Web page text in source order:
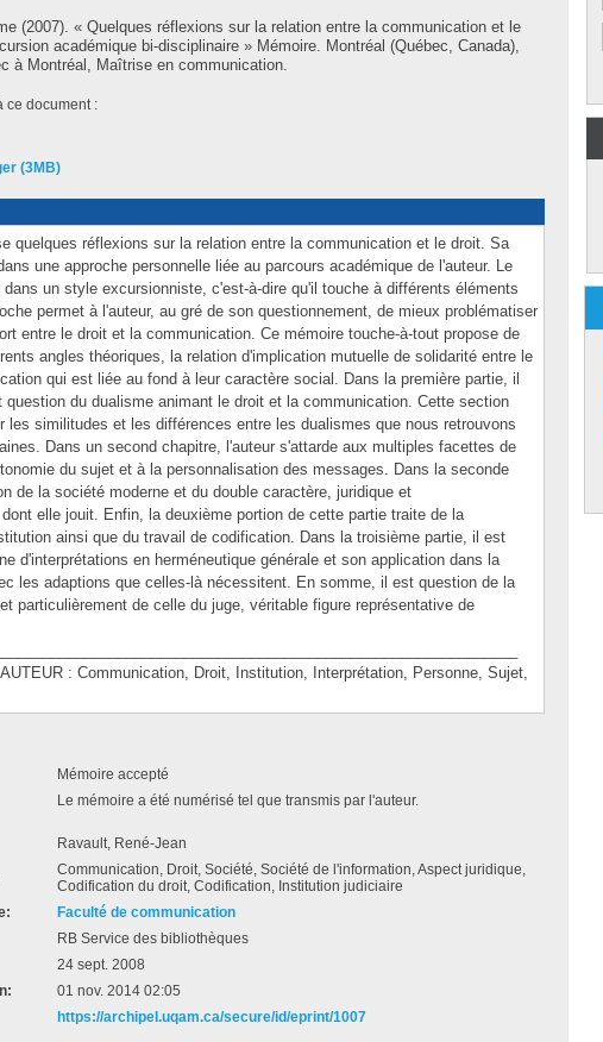
(2007). « Quelques réflexions sur la relation entre la communication et le
académique bi-disciplinaire » Mémoire. Montréal (Québec, Canada),
à Montréal, Maîtrise en communication.
ce document :
(3MB)
quelques réflexions sur la relation entre la communication et le droit. Sa
une approche personnelle liée au parcours académique de l'auteur. Le
dans un style excursionniste, c'est-à-dire qu'il touche à différents éléments
permet à l'auteur, au gré de son questionnement, de mieux problématiser
entre le droit et la communication. Ce mémoire touche-à-tout propose de
angles théoriques, la relation d'implication mutuelle de solidarité entre le
qui est liée au fond à leur caractère social. Dans la première partie, il
question du dualisme animant le droit et la communication. Cette section
les similitudes et les différences entre les dualismes que nous retrouvons
Dans un second chapitre, l'auteur s'attarde aux multiples facettes de
du sujet et à la personnalisation des messages. Dans la seconde
de la société moderne et du double caractère, juridique et
elle jouit. Enfin, la deuxième portion de cette partie traite de la
ainsi que du travail de codification. Dans la troisième partie, il est
d'interprétations en herméneutique générale et son application dans la
les adaptions que celles-là nécessitent. En somme, il est question de la
particulièrement de celle du juge, véritable figure représentative de
: Communication, Droit, Institution, Interprétation, Personne, Sujet,
Mémoire accepté
Le mémoire a été numérisé tel que transmis par l'auteur.
Ravault, René-Jean
Communication, Droit, Société, Société de l'information, Aspect juridique,
Codification du droit, Codification, Institution judiciaire
Faculté de communication
RB Service des bibliothèques
24 sept. 2008
01 nov. 2014 02:05
https://archipel.uqam.ca/secure/id/eprint/1007